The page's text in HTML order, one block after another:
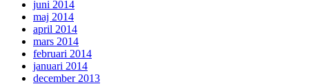
juni 2014
maj 2014
april 2014
mars 2014
februari 2014
januari 2014
december 2013